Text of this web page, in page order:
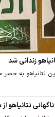
زندانی شد
نتانیاهو به
نتانیاهو